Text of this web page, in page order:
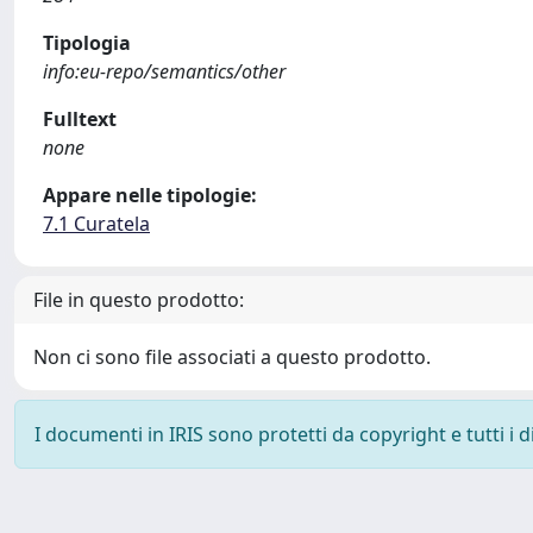
Tipologia
info:eu-repo/semantics/other
Fulltext
none
Appare nelle tipologie:
7.1 Curatela
File in questo prodotto:
Non ci sono file associati a questo prodotto.
I documenti in IRIS sono protetti da copyright e tutti i